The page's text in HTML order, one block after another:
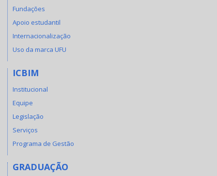
Fundações
Apoio estudantil
Internacionalização
Uso da marca UFU
ICBIM
Institucional
Equipe
Legislação
Serviços
Programa de Gestão
GRADUAÇÃO